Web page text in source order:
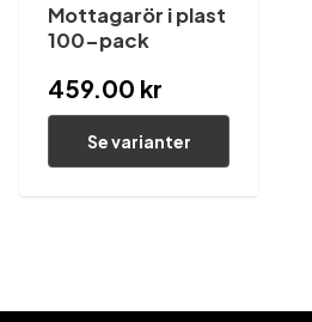
Mottagarör i plast
100-pack
459.00 kr
Se varianter